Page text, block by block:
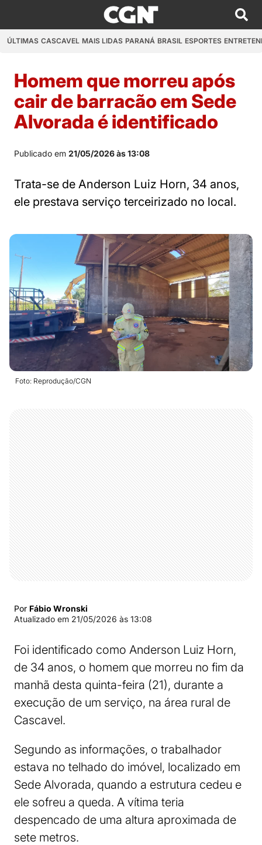
ÚLTIMAS CASCAVEL MAIS LIDAS PARANÁ BRASIL ESPORTES
Homem que morreu após
cair de barracão em Sede
Alvorada é identificado
Publicado em 21/05/2026 às 13:08
Trata-se de Anderson Luiz Horn, 34 anos,
ele prestava serviço terceirizado no local.
Foto: Reprodução/CGN
Por Fábio Wronski
Atualizado em 21/05/2026 às 13:08
Foi identificado como Anderson Luiz Horn,
de 34 anos, o homem que morreu no fim da
manhã desta quinta-feira (21), durante a
execução de um serviço, na área rural de
Cascavel.
Segundo as informações, o trabalhador
estava no telhado do imóvel, localizado em
Sede Alvorada, quando a estrutura cedeu e
ele sofreu a queda. A vítima teria
despencado de uma altura aproximada de
sete metros.